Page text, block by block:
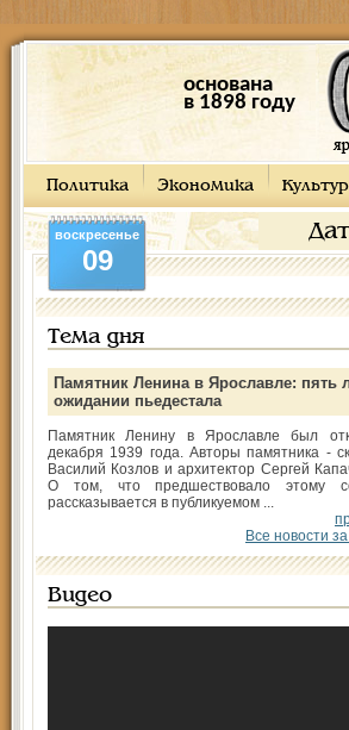
основана
в 1898 году
Политика Экономика
воскресенье
09
Тема дня
Памятник Ленина в Ярославле: пять
ожидании пьедестала
Памятник Ленину в Ярославле был
декабря 1939 года. Авторы памятника -
Василий Козлов и архитектор Сергей
О том, что предшествовало этому
рассказывается в публикуемом ...
Все новости
Видео